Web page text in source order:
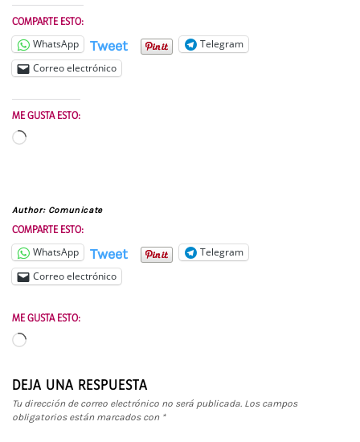
COMPARTE ESTO:
WhatsApp Tweet
Telegram
Correo electrónico
ME GUSTA ESTO:
Cargando...
Author: Comunicate
COMPARTE ESTO:
WhatsApp Tweet
Telegram
Correo electrónico
ME GUSTA ESTO:
Cargando...
DEJA UNA RESPUESTA
Tu dirección de correo electrónico no será publicada. Los campos
obligatorios están marcados con *